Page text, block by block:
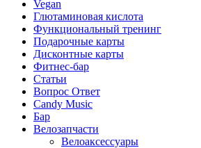
Vegan
Глютаминовая кислота
Функциональный тренинг
Подарочные карты
Дисконтные карты
Фитнес-бар
Статьи
Вопрос Ответ
Candy Music
Бар
Велозапчасти
Велоаксессуары